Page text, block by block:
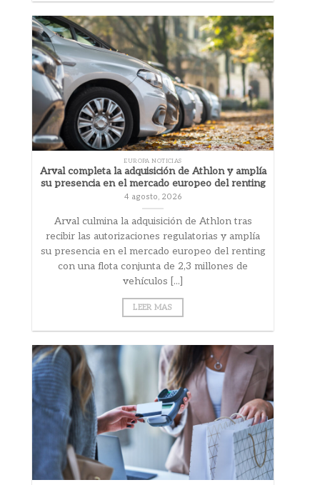
EUROPA NOTICIAS
Arval completa la adquisición de Athlon y amplía
su presencia en el mercado europeo del renting
4 agosto, 2026
Arval culmina la adquisición de Athlon tras
recibir las autorizaciones regulatorias y amplía
su presencia en el mercado europeo del renting
con una flota conjunta de 2,3 millones de
vehículos [...]
LEER MAS